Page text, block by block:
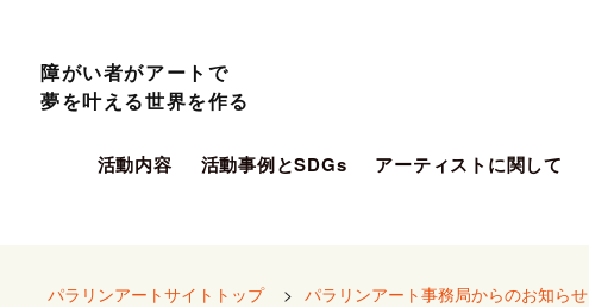
活動内容 活動事例とSDGs アーティストに関して
障がい者がアートで
夢を叶える世界を作る
パラリンアートサイトトップ > パラリンアート事務局からのお知らせ